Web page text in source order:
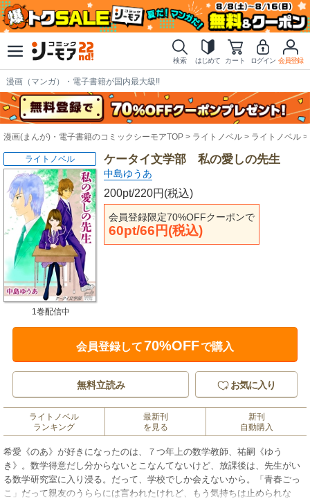
検索 はじめて カート ログイン 会員登録
漫画（マンガ）・電子書籍が国内最大級!!
漫画(まんが)・電子書籍のコミックシーモアTOP ライトノベル ライトノベル
ケータイ文学部 私の愛しの先生
中島ゆうあ
200pt/220円(税込)
会員登録限定70%OFFクーポンで
60pt/66円(税込)
ライトノベル
1巻配信中
会員登録して70%OFFで購入
無料立読み お気に入り
ライトノベル
ランキング
最新刊
を見る
新刊
自動購入
希愛《のあ》が好きになったのは、７つ年上の数学教師、祐嗣《ゆう
き》。数学得意だし分からないとこなんてないけど、放課後は、先生がい
る数学研究室に入り浸る。だって、学校でしか会えないから。「青春ごっ
こ」だって親友のうららには言われたけれど、もう気持ちは止められな